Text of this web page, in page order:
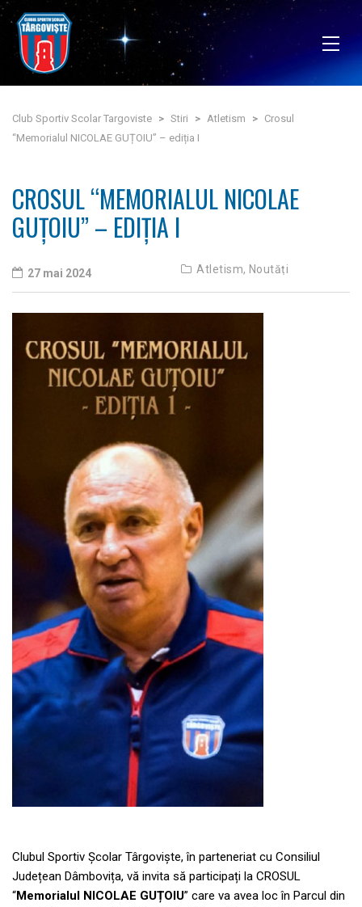
Club Sportiv Scolar Targoviste > Stiri > Atletism > Crosul
“Memorialul NICOLAE GUȚOIU” – ediția I
CROSUL “MEMORIALUL NICOLAE
GUȚOIU” – EDIȚIA I
27 mai 2024 Atletism, Noutăți
Clubul Sportiv Școlar Târgoviște, în parteneriat cu Consiliul
Județean Dâmbovița, vă invita să participați la CROSUL
“Memorialul NICOLAE GUȚOIU” care va avea loc în Parcul din